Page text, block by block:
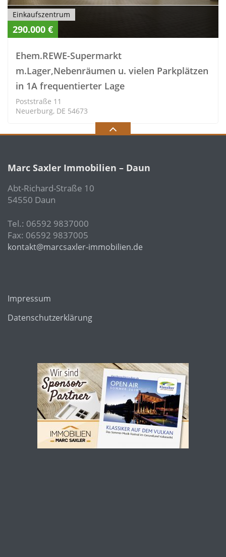
Einkaufszentrum
290.000 €
Ehem.REWE-Supermarkt
m.Lager,Nebenräumen u. vielen Parkplätzen
in 1A frequentierter Lage
Poststraße 11
Neuerburg, DE 54673
Marc Saxler Immobilien – Daun
Abt-Richard-Straße 10
54550 Daun
Tel.: 06592 9837000
Fax: 06592 9837005
kontakt@marcsaxler-immobilien.de
Impressum
Datenschutzerklärung